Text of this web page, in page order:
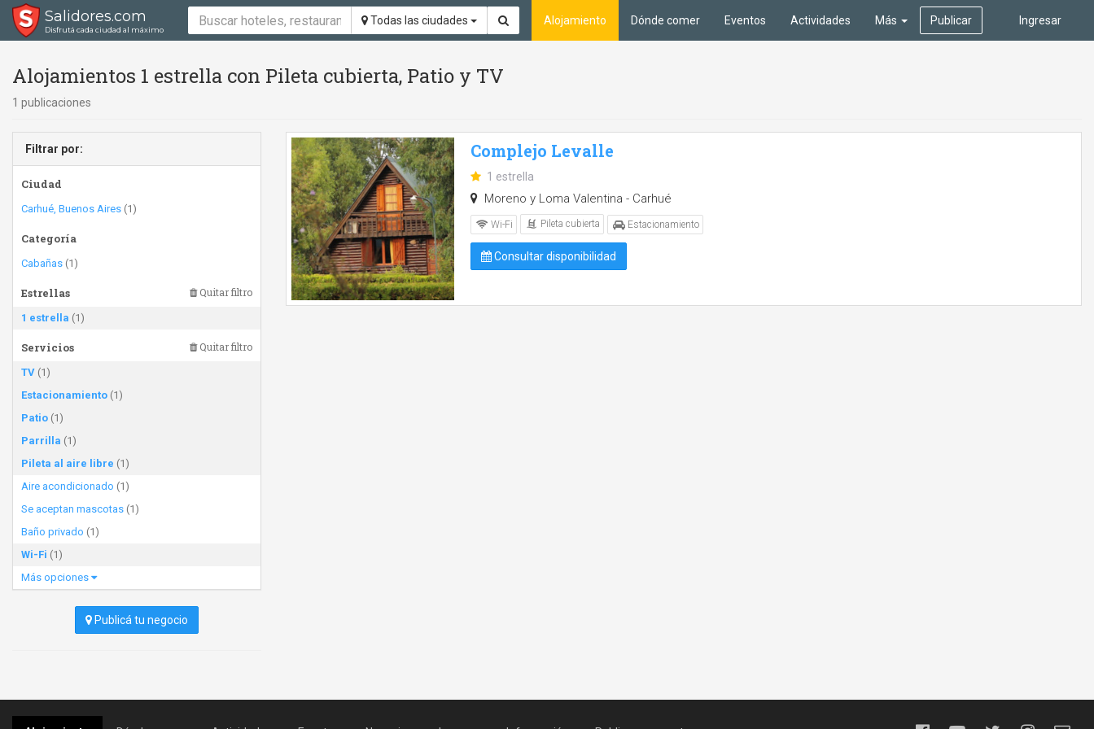
Salidores.com
Disfrutá cada ciudad al máximo
Todas las ciudades Ingresar
Alojamiento Dónde comer Eventos Actividades Más Publicar
Alojamientos 1 estrella con Pileta cubierta, Patio y TV
1 publicaciones
Filtrar por:
Ciudad
Carhué, Buenos Aires (1)
Categoría
Cabañas (1)
Estrellas Quitar filtro
1 estrella (1)
Servicios Quitar filtro
TV (1)
Estacionamiento (1)
Patio (1)
Parrilla (1)
Pileta al aire libre (1)
Aire acondicionado (1)
Se aceptan mascotas (1)
Baño privado (1)
Wi-Fi (1)
Más opciones
Publicá tu negocio
Complejo Levalle
1 estrella
Moreno y Loma Valentina - Carhué
Wi-Fi Pileta cubierta Estacionamiento
Consultar disponibilidad